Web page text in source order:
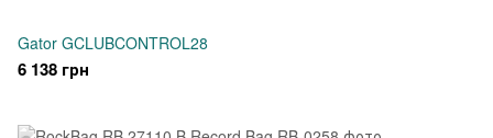
Gator GCLUBCONTROL28
6 138 грн